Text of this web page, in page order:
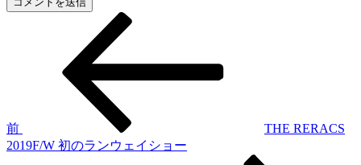
ゲ
ー
前
THE RERACS
2019F/W 初のランウェイショー